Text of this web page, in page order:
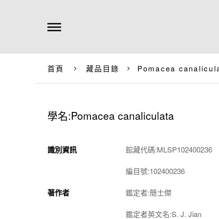
首頁 藏品目錄 Pomacea
學名:Pomacea canaliculata
識別資訊 館藏代碼:MLSP102400236
編目號:102400236
著作者 鑑定者:簡士傑
鑑定者英文名:S. J. Jian